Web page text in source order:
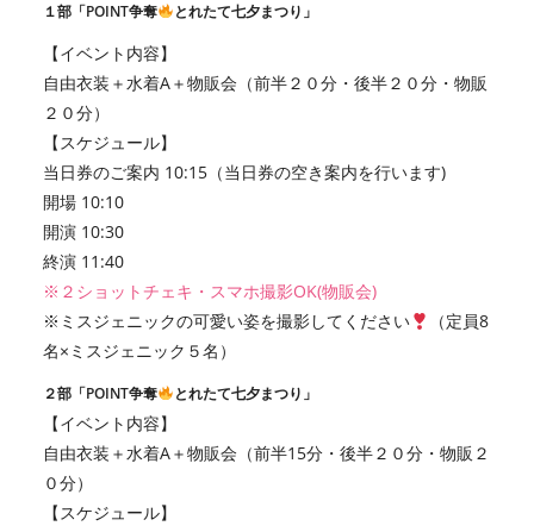
１部「POINT争奪 とれたて七夕まつり」
【イベント内容】
自由衣装＋水着A＋物販会（前半２０分・後半２０分・物販
２０分）
【スケジュール】
当日券のご案内 10:15（当日券の空き案内を行います)
開場 10:10
開演 10:30
終演 11:40
※２ショットチェキ・スマホ撮影OK(物販会)
※ミスジェニックの可愛い姿を撮影してください
（定員8
名×ミスジェニック５名）
２部「POINT争奪 とれたて七夕まつり」
【イベント内容】
自由衣装＋水着A＋物販会（前半15分・後半２０分・物販２
０分）
【スケジュール】